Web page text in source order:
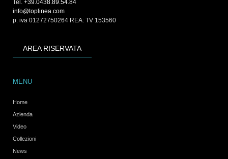
Tel. +39.0438.89.54.84
info@toplinea.com
p. iva 01272750264 REA: TV 153560
AREA RISERVATA
MENU
Home
Azienda
Video
Collezioni
News